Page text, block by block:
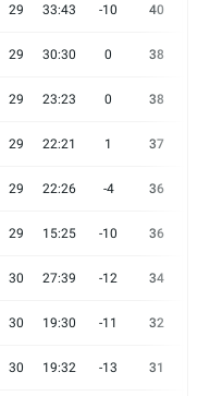
29 33:43 -10 40
29 30:30 0 38
29 23:23 0 38
29 22:21 1 37
29 22:26 -4 36
29 15:25 -10 36
30 27:39 -12 34
30 19:30 -11 32
30 19:32 -13 31